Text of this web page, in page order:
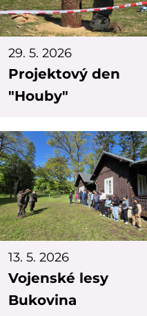
29. 5. 2026
Projektový den
"Houby"
13. 5. 2026
Vojenské lesy
Bukovina